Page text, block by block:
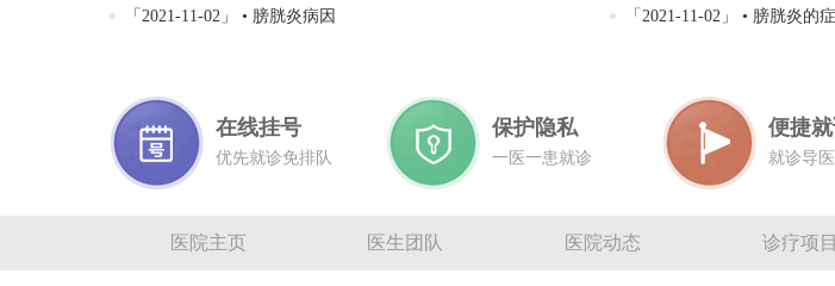
「2021-11-02」 • 膀胱炎病因 「2021-11-02」 • 膀胱炎的
在线挂号
优先就诊免排队
保护隐私
一医一患就诊
便捷
就诊导
医院主页 医生团队 医院动态 诊疗项目